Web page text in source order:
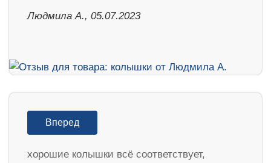
Людмила А., 05.07.2023
Вперед
хорошие колышки всё соответствует,